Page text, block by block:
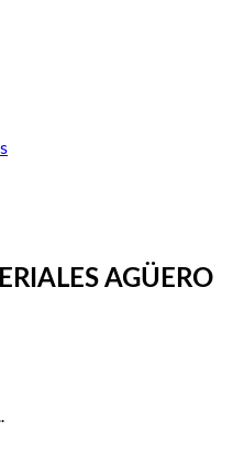
AGÜERO